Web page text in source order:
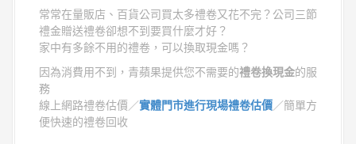
常常在量販店、百貨公司買太多禮卷又花不完？公司三節
禮金贈送禮卷卻想不到要買什麼才好？
家中有多餘不用的禮卷，可以換取現金嗎？
因為消費用不到，青蘋果提供您不需要的禮卷換現金的服
務
線上網路禮卷估價／實體門市進行現場禮卷估價／簡單方
便快速的禮卷回收